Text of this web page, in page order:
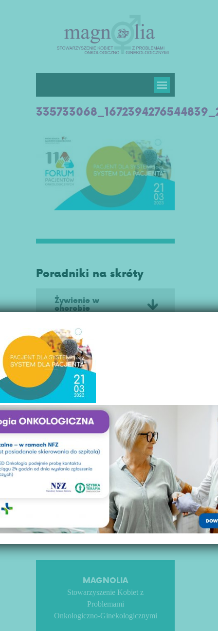
Poradniki na skróty
Żywienie w
chorobie
Mięśniaki macicy
kompedium
Poradnik dla kobiet
z nowotworem
Rak szyjki macicy
Chemioterapia
Dieta a nowotwór
Rak jajnika
Ważne informacje
dla pacjentki
MAGNOLIA
Stowarzyszenie Kobiet z
Problemami
Onkologiczno-Ginekologicznymi